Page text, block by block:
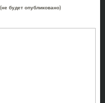
будет опубликовано)